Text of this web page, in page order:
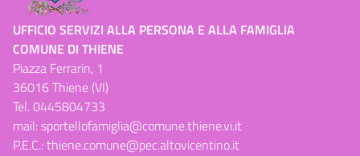
UFFICIO SERVIZI ALLA PERSONA E ALLA FAMIGLIA
COMUNE DI THIENE
Piazza Ferrarin, 1
36016 Thiene (VI)
Tel.0445804733
mail:sportellofamiglia@comune.thiene.vi.it
P.E.C.:thiene.comune@pec.altovicentino.it